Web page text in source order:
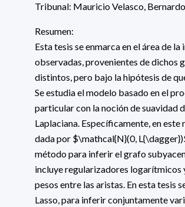
Tribunal: Mauricio Velasco,
Resumen:
Esta tesis se enmarca en el área de
observadas, provenientes de dichos
distintos, pero bajo la hipótesis de
Se estudia el modelo basado en el
particular con la noción de suavidad
Laplaciana. Específicamente, en
dada por $\mathcal{N}(0,
método para inferir el grafo
incluye regularizadores
pesos entre las aristas. En esta tesis
Lasso, para inferir conjuntamente